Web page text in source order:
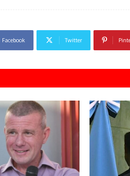
Facebook Twitter